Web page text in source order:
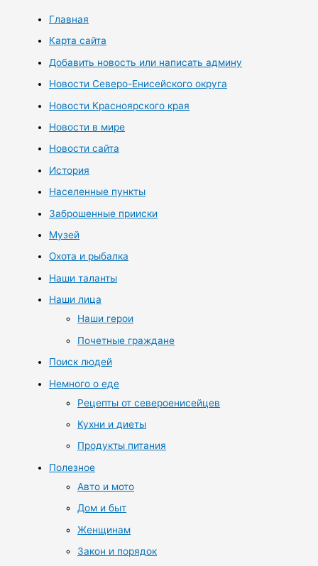
Главная
Карта сайта
Добавить новость или написать админу
Новости Северо-Енисейского округа
Новости Красноярского края
Новости в мире
Новости сайта
История
Населенные пункты
Заброшенные прииски
Музей
Охота и рыбалка
Наши таланты
Наши лица
Наши герои
Почетные граждане
Поиск людей
Немного о еде
Рецепты от североенисейцев
Кухни и диеты
Продукты питания
Полезное
Авто и мото
Дом и быт
Женщинам
Закон и порядок